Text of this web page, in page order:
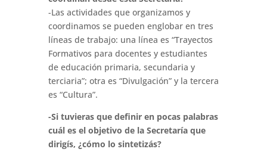
-Las actividades que organizamos y
coordinamos se pueden englobar en tres
líneas de trabajo: una línea es “Trayectos
Formativos para docentes y estudiantes
de educación primaria, secundaria y
terciaria”; otra es “Divulgación” y la tercera
es “Cultura”.
-Si tuvieras que definir en pocas palabras
cuál es el objetivo de la Secretaría que
dirigís, ¿cómo lo sintetizás?